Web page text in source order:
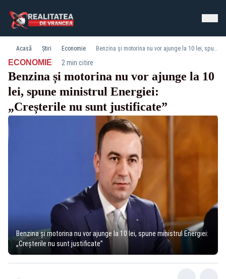
Acasă Știri Economie Benzina și motorina nu vor ajunge la 10 lei, spune ministrul Energiei: „Creșterile nu sunt justificate”
ECONOMIE· 2 min citire
Benzina și motorina nu vor ajunge la 10
lei, spune ministrul Energiei:
„Creșterile nu sunt justificate”
Benzina și motorina nu vor ajunge la 10 lei, spune ministrul Energiei:
„Creșterile nu sunt justificate”